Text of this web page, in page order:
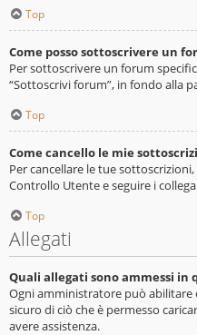
Top
Come posso sottoscrivere un
Per sottoscrivere un forum
“Sottoscrivi forum”, in fondo alla
Top
Come cancello le mie
Per cancellare le tue
Controllo Utente e seguire i
Top
Allegati
Quali allegati sono ammessi in
Ogni amministratore può abilitare
sicuro di ciò che è permesso
avere assistenza.